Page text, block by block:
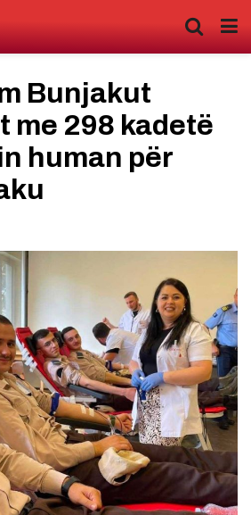
Bunjakut
me 298 kadetë
human për